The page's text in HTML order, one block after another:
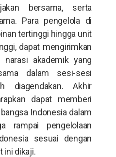
bersama, serta
Para pengelola di
tertinggi hingga unit
dapat mengirimkan
narasi akademik yang
dalam sesi-sesi
diagendakan. Akhir
dapat memberi
Indonesia dalam
rampai pengelolaan
sesuai dengan
ini dikaji.